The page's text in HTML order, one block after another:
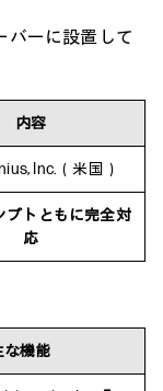
バーに設置して
内容
Inc.（米国）
プトともに完全対
応
な機能